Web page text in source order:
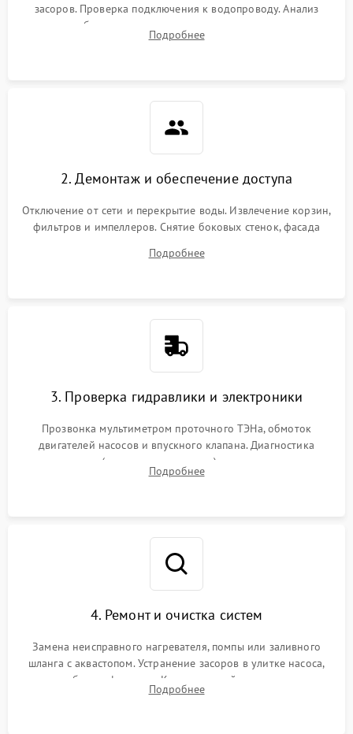
засоров. Проверка подключения к водопроводу. Анализ
жалоб на отсутствие слива, нагрева, вращения
разбрызгивателей или срабатывание системы защиты
Подробнее
2. Демонтаж и обеспечение доступа
Отключение от сети и перекрытие воды. Извлечение корзин,
фильтров и импеллеров. Снятие боковых стенок, фасада
циркуляционному насосу, ТЭНу и сливной помпе.
Подробнее
3. Проверка гидравлики и электроники
Прозвонка мультиметром проточного ТЭНа, обмоток
двигателей насосов и впускного клапана. Диагностика
прессостата (датчика уровня воды), датчика мутности,
концевика дверцы и электронного модуля управления.
Подробнее
4. Ремонт и очистка систем
Замена неисправного нагревателя, помпы или заливного
шланга с аквастопом. Устранение засоров в улитке насоса,
патрубках и фильтрах. Компонентный ремонт платы
управления, восстановление поврежденной проводки.
Подробнее